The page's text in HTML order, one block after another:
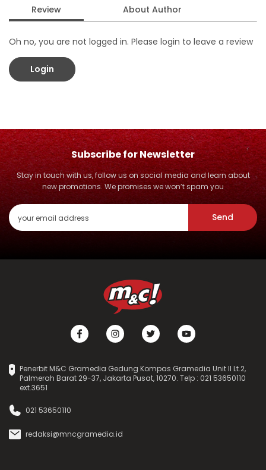
Review About Author
Oh no, you are not logged in. Please login to leave a review
Login
Subscribe for Newsletter
Stay in touch with us, follow us on social media and learn about
new promotions. We promises we won’t spam you
Send
Penerbit M&C Gramedia Gedung Kompas Gramedia Unit II Lt.2,
Palmerah Barat 29-37, Jakarta Pusat, 10270. Telp : 021 53650110
ext.3651
021 53650110
redaksi@mncgramedia.id